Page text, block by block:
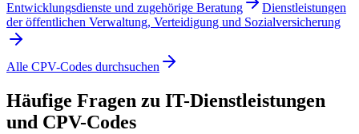
Entwicklungsdienste und zugehörige Beratung
Dienstleistungen
der öffentlichen Verwaltung, Verteidigung und Sozialversicherung
Alle CPV-Codes durchsuchen
Häufige Fragen zu IT-Dienstleistungen
und CPV-Codes